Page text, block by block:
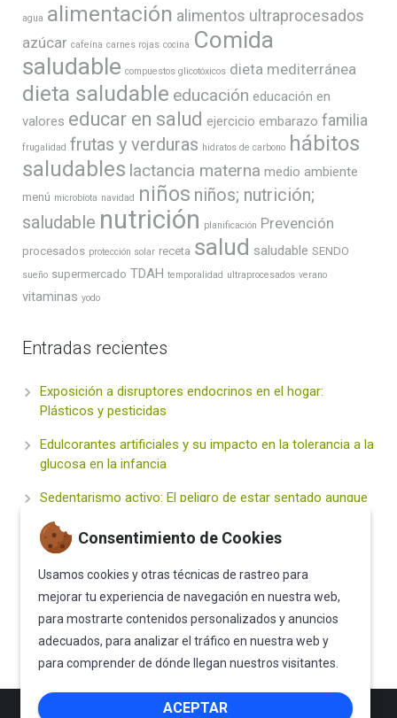
Consentimiento de Cookies
Usamos cookies y otras técnicas de rastreo para
mejorar tu experiencia de navegación en nuestra web,
para mostrarte contenidos personalizados y anuncios
adecuados, para analizar el tráfico en nuestra web y
para comprender de dónde llegan nuestros visitantes.
ACEPTAR
agua alimentación alimentos ultraprocesados
azúcar cafeína carnes rojas cocina Comida
saludable compuestos glicotóxicos dieta mediterránea
dieta saludable educación educación en
valores educar en salud ejercicio embarazo familia
frugalidad frutas y verduras hidratos de carbono
hábitos
saludables lactancia materna medio ambiente
menú microbiota navidad niños niños; nutrición;
saludable nutrición planificación Prevención
procesados protección solar receta salud saludable SENDO
sueño supermercado TDAH temporalidad ultraprocesados verano
vitaminas yodo
Entradas recientes
Exposición a disruptores endocrinos en el hogar:
Plásticos y pesticidas
Edulcorantes artificiales y su impacto en la tolerancia a la
glucosa en la infancia
Sedentarismo activo: El peligro de estar sentado aunque
Hidratación inteligente vs. Bebidas «Healthy» (Energy
drinks y zumos): ¿Qué deben beber nuestros hijos?
El Sueño Infantil: Un Pilar Fundamental para la Salud
Metabólica de Vuestros Hijos